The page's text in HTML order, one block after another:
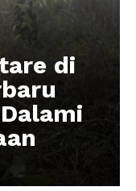
di